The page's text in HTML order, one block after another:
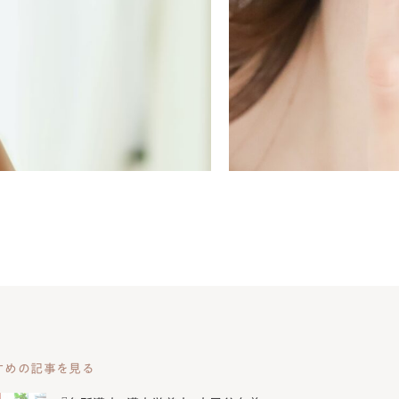
めの記事を見る